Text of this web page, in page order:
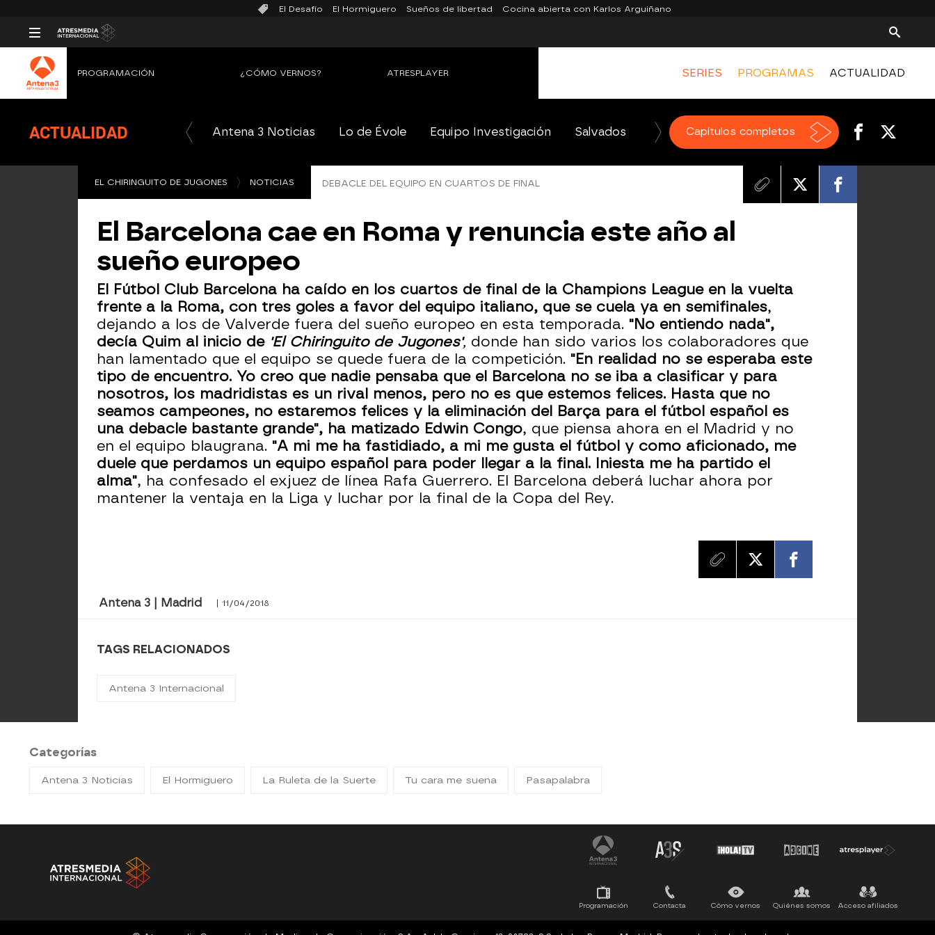
El Desafío El Hormiguero Sueños de libertad Cocina abierta con Karlos Arguiñano
SERIES PROGRAMAS ACTUALIDAD
PROGRAMACIÓN ¿CÓMO VERNOS? ATRESPLAYER
ACTUALIDAD Antena 3 Noticias Lo de Évole Equipo Investigación Salvados El Chiringuito de jugones
Capítulos completos
EL CHIRINGUITO DE JUGONES NOTICIAS DEBACLE DEL EQUIPO EN CUARTOS DE FINAL
El Barcelona cae en Roma y renuncia este año al
sueño europeo
El Fútbol Club Barcelona ha caído en los cuartos de final de la Champions League en la vuelta
frente a la Roma, con tres goles a favor del equipo italiano, que se cuela ya en semifinales,
dejando a los de Valverde fuera del sueño europeo en esta temporada. "No entiendo nada",
decía Quim al inicio de 'El Chiringuito de Jugones', donde han sido varios los colaboradores que
han lamentado que el equipo se quede fuera de la competición. "En realidad no se esperaba este
tipo de encuentro. Yo creo que nadie pensaba que el Barcelona no se iba a clasificar y para
nosotros, los madridistas es un rival menos, pero no es que estemos felices. Hasta que no
seamos campeones, no estaremos felices y la eliminación del Barça para el fútbol español es
una debacle bastante grande", ha matizado Edwin Congo, que piensa ahora en el Madrid y no
en el equipo blaugrana. "A mi me ha fastidiado, a mi me gusta el fútbol y como aficionado, me
duele que perdamos un equipo español para poder llegar a la final. Iniesta me ha partido el
alma", ha confesado el exjuez de línea Rafa Guerrero. El Barcelona deberá luchar ahora por
mantener la ventaja en la Liga y luchar por la final de la Copa del Rey.
Antena 3 | Madrid | 11/04/2018
TAGS RELACIONADOS
Antena 3 Internacional
Categorías
Antena 3 Noticias El Hormiguero La Ruleta de la Suerte Tu cara me suena Pasapalabra
Programación Contacta Cómo vernos Quiénes somos Acceso afiliados